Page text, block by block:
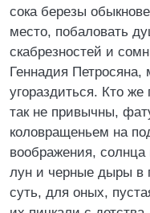
сока березы
место, побаловать
скабрезностей и
Геннадия
угораздиться. Кто же
так не привычны,
коловращеньем на
воображения,
лун и черные дыры в
суть, для оных,